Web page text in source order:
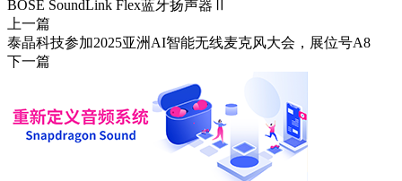
BOSE SoundLink Flex蓝牙扬声器Ⅱ
上一篇
泰晶科技参加2025亚洲AI智能无线麦克风大会，展位号A8
下一篇